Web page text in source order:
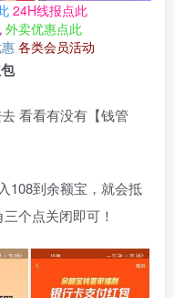
24H线报点此
外卖优惠点此
各类会员活动
看看有没有【钱管
108到余额宝，就会抵
个点关闭即可！